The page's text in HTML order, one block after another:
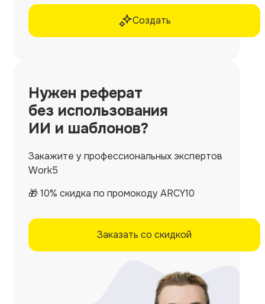
Создать
Нужен реферат
без использования
ИИ и шаблонов?
Закажите у профессиональных экспертов
Work5
🎁 10% скидка по промокоду ARCY10
Заказать со скидкой